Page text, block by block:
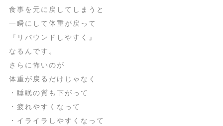
食事を元に戻してしまうと
一瞬にして体重が戻って
『リバウンドしやすく』
なるんです。
さらに怖いのが
体重が戻るだけじゃなく
・睡眠の質も下がって
・疲れやすくなって
・イライラしやすくなって